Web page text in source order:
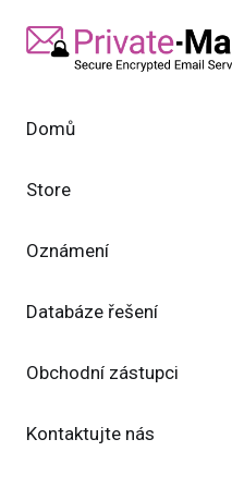
Domů
Store
Oznámení
Databáze řešení
Obchodní zástupci
Kontaktujte nás